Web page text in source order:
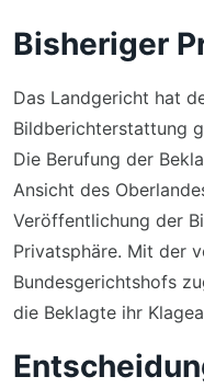
Bisheriger
Das Landgericht hat
Bildberichterstattung
Die Berufung der
Ansicht des
Veröffentlichung der
Privatsphäre. Mit der
Bundesgerichtshofs
die Beklagte ihr